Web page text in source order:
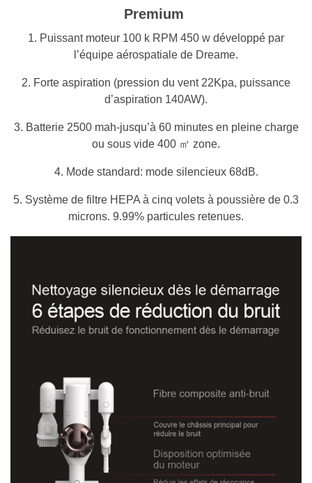
Premium
1. Puissant moteur 100 k RPM 450 w développé par
l’équipe aérospatiale de Dreame.
2. Forte aspiration (pression du vent 22Kpa, puissance
d’aspiration 140AW).
3. Batterie 2500 mah-jusqu’à 60 minutes en pleine charge
ou sous vide 400 ㎡ zone.
4. Mode standard: mode silencieux 68dB.
5. Système de filtre HEPA à cinq volets à poussière de 0.3
microns. 9.99% particules retenues.